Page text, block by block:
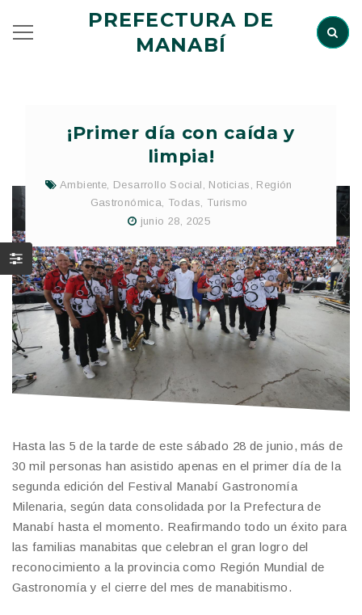
PREFECTURA DE
MANABÍ
¡Primer día con caída y
limpia!
Ambiente, Desarrollo Social , Noticias , Región
Gastronómica, Todas, Turismo
junio 28, 2025
Hasta las 5 de la tarde de este sábado 28 de junio, más de
30 mil personas han asistido apenas en el primer día de la
segunda edición del Festival Manabí Gastronomía
Milenaria, según data consolidada por la Prefectura de
Manabí hasta el momento. Reafirmando todo un éxito para
las familias manabitas que celebran el gran logro del
reconocimiento a la provincia como Región Mundial de
Gastronomía y el cierre del mes de manabitismo.